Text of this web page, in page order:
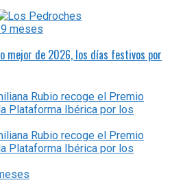
meses
mejor de 2026, los días festivos por